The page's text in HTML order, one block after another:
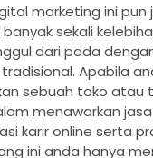
marketing ini pun
sekali
dari pada
Apabila
sebuah toko atau
menawarkan
karir online serta
ini anda hanya